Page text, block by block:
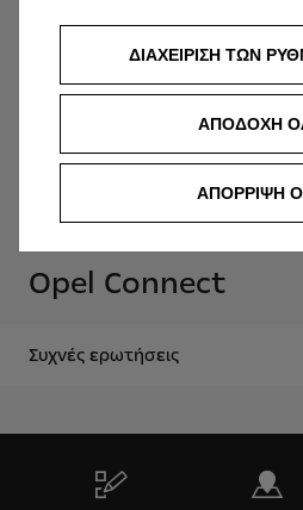
Opel Connect
Συχνές ερωτήσεις
ΔΙΑΧΕΙΡΙΣΗ ΤΩΝ
ΑΠΟΔΟΧΗ
ΑΠΟΡΡΙΨΗ